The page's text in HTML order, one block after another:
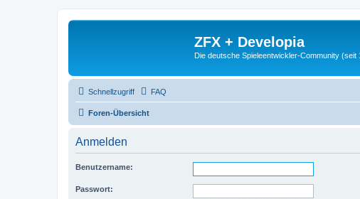
ZFX + Developia
Die deutsche Spieleentwickler-Community (seit
Schnellzugriff FAQ
Foren-Übersicht
Anmelden
Benutzername:
Passwort: